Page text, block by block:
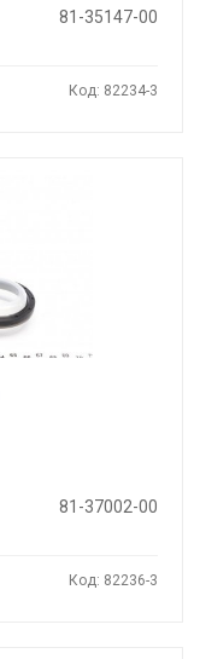
81-35147-00
Код: 82234-3
81-37002-00
Код: 82236-3